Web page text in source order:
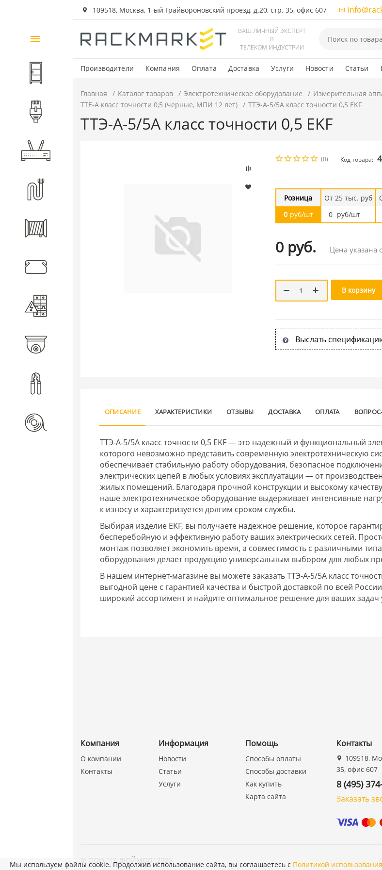
109518, Москва, 1-ый Грайвороновский проезд, д.20, стр. 35, офис 607
ВАШ ЛИЧНЫЙ ЭКСПЕРТ
В
ТЕЛЕКОМ ИНДУСТРИИ
Производители Компания Оплата Доставка Услуги Новости Статьи
Каталог
товаров
Шкафы и стойки
Главная Каталог товаров Электротехническое оборудование Измерительная
ТТЕ-А класс точности 0,5 (черные, МПИ 12 лет)
ТТЭ-А-5/5А класс точности 0,5 EKF
ТТЭ-А-5/5А класс точности 0,5 EKF
(0) Код товара:
Розница
0 руб/шт
От 25 тыс. руб
0 руб/шт
0 руб. Цена указана
В корзину
Выслать
ОПИСАНИЕ ХАРАКТЕРИСТИКИ ОТЗЫВЫ ДОСТАВКА ОПЛАТА
ТТЭ-А-5/5А класс точности 0,5 EKF — это надежный и функциональный
которого невозможно представить современную электротехническую
обеспечивает стабильную работу оборудования, безопасное
электрических цепей в любых условиях эксплуатации — от
жилых помещений. Благодаря прочной конструкции и высокому
наше электротехническое оборудование выдерживает интенсивные
к износу и характеризуется долгим сроком службы.
Выбирая изделие EKF, вы получаете надежное решение, которое
бесперебойную и эффективную работу ваших электрических сетей.
монтаж позволяет экономить время, а совместимость с различными
оборудования делает продукцию универсальным выбором для любых
В нашем интернет-магазине вы можете заказать ТТЭ-А-5/5А класс
выгодной цене с гарантией качества и быстрой доставкой по всей
широкий ассортимент и найдите оптимальное решение для ваших задач
Компания
О компании
Контакты
Информация
Новости
Статьи
Услуги
Помощь
Способы оплаты
Способы доставки
Как купить
Карта сайта
Контакты
109518,
35, офис 607
8 (495)
Заказать
© ООО "19 ДЮЙМОВ" 2026
Мы используем файлы cookie. Продолжив использование сайта, вы соглашаетесь с Политикой